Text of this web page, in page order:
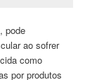
pode
ao sofrer
como
por produtos